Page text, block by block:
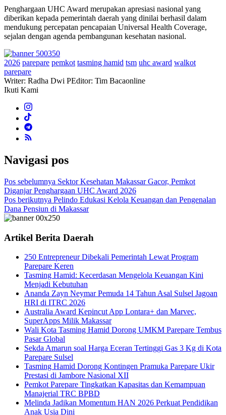
Penghargaan UHC Award merupakan apresiasi nasional yang
diberikan kepada pemerintah daerah yang dinilai berhasil dalam
mendukung percepatan pencapaian Universal Health Coverage,
sejalan dengan agenda pembangunan kesehatan nasional.
2026 parepare pemkot tasming hamid tsm uhc award walkot
parepare
Writer: Radha Dwi PEditor: Tim Bacaonline
Ikuti Kami
Navigasi pos
Pos sebelumnya Sektor Kesehatan Makassar Gacor, Pemkot
Diganjar Penghargaan UHC Award 2026
Pos berikutnya Pelindo Edukasi Kelola Keuangan dan Pengenalan
Dana Pensiun di Makassar
Artikel Berita Daerah
250 Entrepreneur Dibekali Pemerintah Lewat Program
Parepare Keren
Tasming Hamid: Kecerdasan Mengelola Keuangan Kini
Menjadi Kebutuhan
Ananda Zayn Neymar Pemuda 14 Tahun Asal Sulsel Jagoan
HRI di ITRC 2026
Australia Award Kepincut App Lontara+ dan Marvec,
SuperApps Milik Makassar
Wali Kota Tasming Hamid Dorong UMKM Parepare Tembus
Pasar Global
Sekda Amarun soal Harga Eceran Tertinggi Gas 3 Kg di Kota
Parepare Sulsel
Tasming Hamid Dorong Kontingen Pramuka Parepare Ukir
Prestasi di Jambore Nasional XII
Pemkot Parepare Tingkatkan Kapasitas dan Kemampuan
Manajerial TRC BPBD
Melinda Jadikan Momentum HAN 2026 Perkuat Pendidikan
Anak Usia Dini